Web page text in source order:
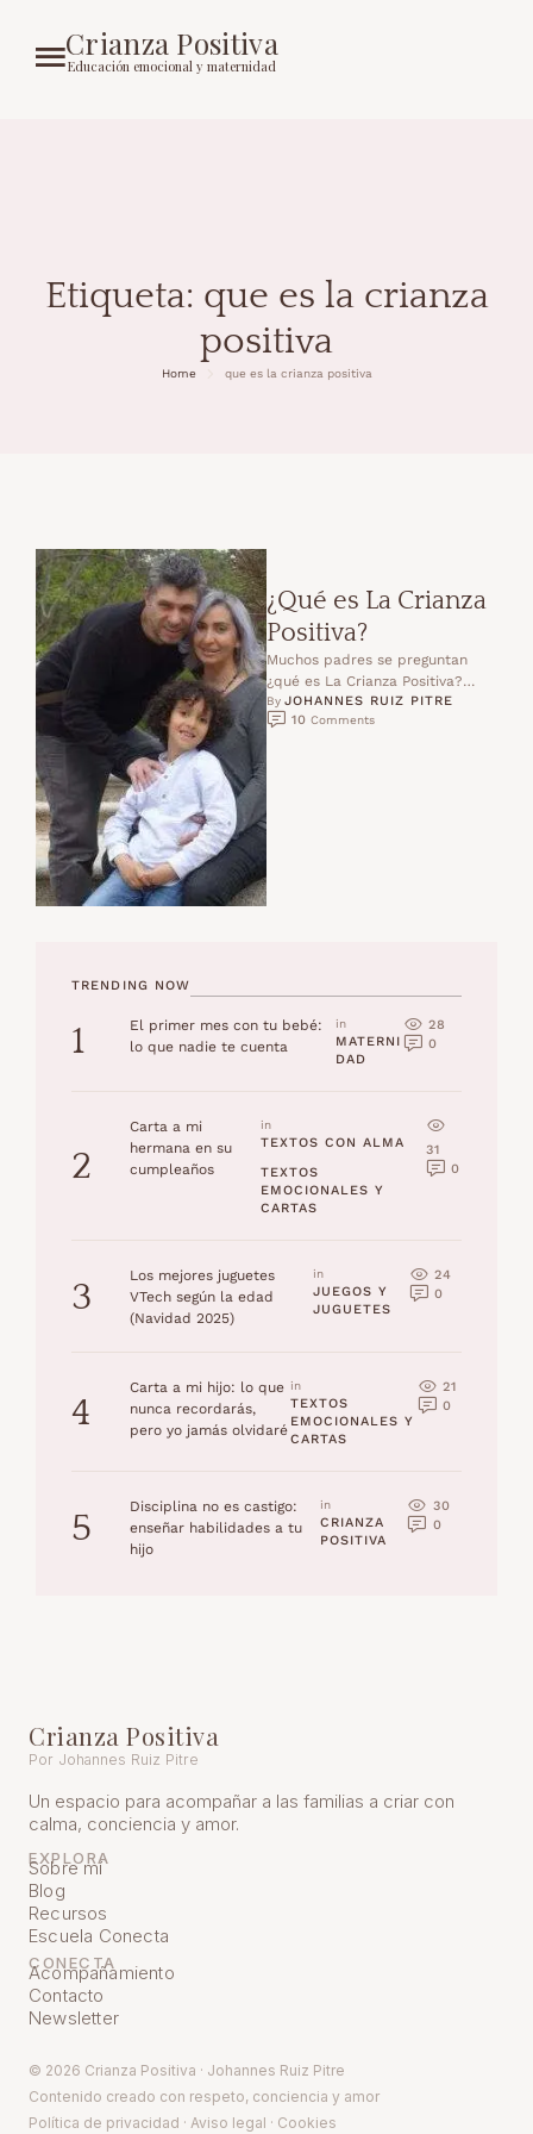
Crianza Positiva
Educación emocional y maternidad
Etiqueta: que es la crianza
positiva
Home que es la crianza positiva
¿Qué es La Crianza
Positiva?
Muchos padres se preguntan
¿qué es La Crianza Positiva?
¿Qué beneficios tiene educar en
positivo? La Crianza Positiva …
By JOHANNES RUIZ PITRE
10 Comments
TRENDING NOW
1
El primer mes con tu bebé:
lo que nadie te cuenta
in
MATERNI
DAD
28
0
2
Carta a mi
hermana en su
cumpleaños
in
TEXTOS CON ALMA
TEXTOS
EMOCIONALES Y
CARTAS
31
0
3
Los mejores juguetes
VTech según la edad
(Navidad 2025)
in
JUEGOS Y
JUGUETES
24
0
4
Carta a mi hijo: lo que
nunca recordarás,
pero yo jamás olvidaré
in
TEXTOS
EMOCIONALES Y
CARTAS
21
0
5
Disciplina no es castigo:
enseñar habilidades a tu
hijo
in
CRIANZA
POSITIVA
30
0
Crianza Positiva
Por Johannes Ruiz Pitre
Un espacio para acompañar a las familias a criar con
calma, conciencia y amor.
EXPLORA
Sobre mí
Blog
Recursos
Escuela Conecta
CONECTA
Acompañamiento
Contacto
Newsletter
© 2026 Crianza Positiva · Johannes Ruiz Pitre
Contenido creado con respeto, conciencia y amor
Política de privacidad · Aviso legal · Cookies